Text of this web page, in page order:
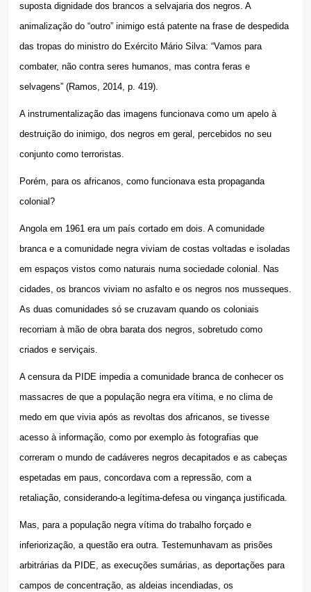
suposta dignidade dos brancos a selvajaria dos negros. A
animalização do “outro” inimigo está patente na frase de despedida
das tropas do ministro do Exército Mário Silva: “Vamos para
combater, não contra seres humanos, mas contra feras e
selvagens” (Ramos, 2014, p. 419).
A instrumentalização das imagens funcionava como um apelo à
destruição do inimigo, dos negros em geral, percebidos no seu
conjunto como terroristas.
Porém, para os africanos, como funcionava esta propaganda
colonial?
Angola em 1961 era um país cortado em dois. A comunidade
branca e a comunidade negra viviam de costas voltadas e isoladas
em espaços vistos como naturais numa sociedade colonial. Nas
cidades, os brancos viviam no asfalto e os negros nos musseques.
As duas comunidades só se cruzavam quando os coloniais
recorriam à mão de obra barata dos negros, sobretudo como
criados e serviçais.
A censura da PIDE impedia a comunidade branca de conhecer os
massacres de que a população negra era vítima, e no clima de
medo em que vivia após as revoltas dos africanos, se tivesse
acesso à informação, como por exemplo às fotografias que
correram o mundo de cadáveres negros decapitados e as cabeças
espetadas em paus, concordava com a repressão, com a
retaliação, considerando-a legítima-defesa ou vingança justificada.
Mas, para a população negra vítima do trabalho forçado e
inferiorização, a questão era outra. Testemunhavam as prisões
arbitrárias da PIDE, as execuções sumárias, as deportações para
campos de concentração, as aldeias incendiadas, os